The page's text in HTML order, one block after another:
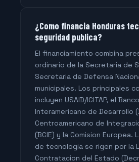
¿Como financia Honduras
seguridad publica?
El financiamiento combina
ordinario de la Secretaria de
Secretaria de Defensa
municipales. Los principales
incluyen USAID/ICITAP, el Banco
Interamericano de Desarrollo
Centroamericano de
(BCIE) y la Comision Europea.
de tecnologia se rigen por la
Contratacion del Estado